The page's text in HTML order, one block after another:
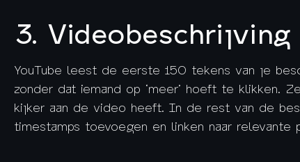
3. Videobeschrijving
YouTube leest de eerste 150 tekens van je
zonder dat iemand op ‘meer’ hoeft te klikken.
kijker aan de video heeft. In de rest van de
timestamps toevoegen en linken naar relevante